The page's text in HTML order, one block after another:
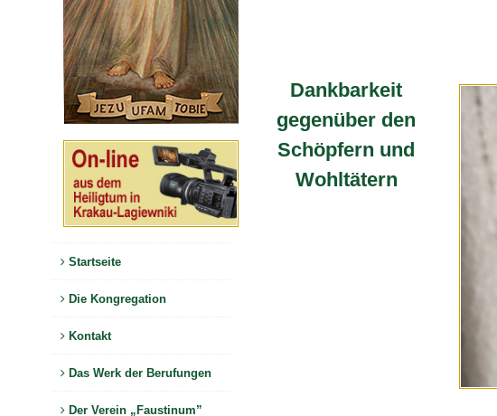
Startseite
Die Kongregation
Kontakt
Das Werk der Berufungen
Der Verein „Faustinum”
Dankbarkeit
gegenüber den
Schöpfern und
Wohltätern